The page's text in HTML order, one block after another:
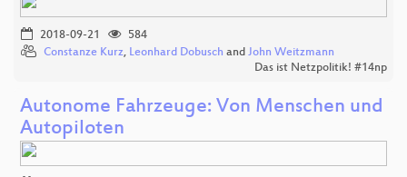
2018-09-21
584
Constanze Kurz, Leonhard Dobusch and John Weitzmann
Das ist Netzpolitik! #14np
Autonome Fahrzeuge: Von Menschen und
Autopiloten